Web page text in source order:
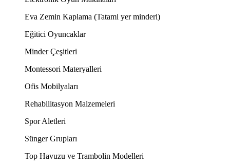
Eva Zemin Kaplama (Tatami yer minderi)
Eğitici Oyuncaklar
Minder Çeşitleri
Montessori Materyalleri
Ofis Mobilyaları
Rehabilitasyon Malzemeleri
Spor Aletleri
Sünger Grupları
Top Havuzu ve Trambolin Modelleri